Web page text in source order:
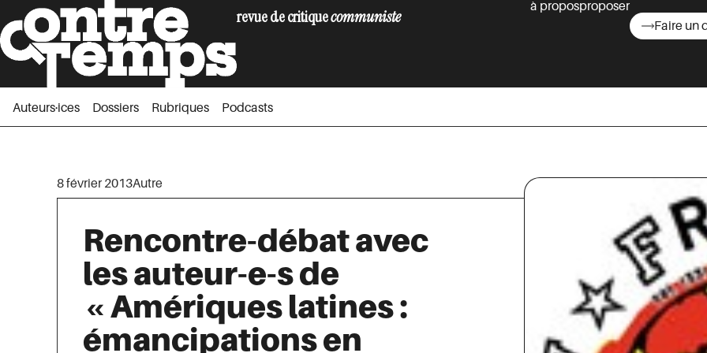
Auteurs·ices
revue de critiquecommuniste à proposproposer
Faire un
Auteurs·ices Dossiers Rubriques Podcasts
8 février 2013Autre
Rencontre-débat avec
les auteur-e-s de
« Amériques latines :
émancipations en